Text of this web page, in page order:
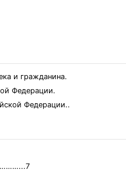
и гражданина.
Федерации.
Федерации..